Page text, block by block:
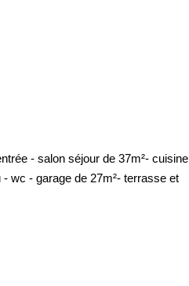
- salon séjour de 37m²- cuisine
wc - garage de 27m²- terrasse et